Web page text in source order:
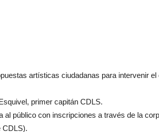
artísticas ciudadanas para intervenir el
primer capitán CDLS.
al público con inscripciones a través de la
CDLS).